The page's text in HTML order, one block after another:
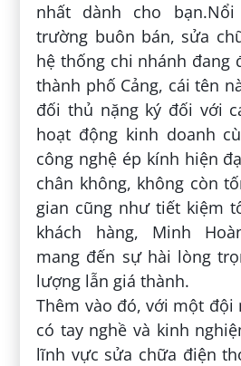
nhất dành cho
trường buôn bán, sửa
hệ thống chi nhánh đang
thành phố Cảng, cái tên
đối thủ nặng ký đối với
hoạt động kinh doanh
công nghệ ép kính hiện
chân không, không còn
gian cũng như tiết kiệm
khách hàng, Minh
mang đến sự hài lòng
lượng lẫn giá thành.
Thêm vào đó, với một đội
có tay nghề và kinh
lĩnh vực sửa chữa điện